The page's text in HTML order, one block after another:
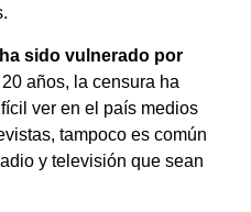
sido vulnerado por
años, la censura ha
ver en el país medios
tampoco es común
y televisión que sean